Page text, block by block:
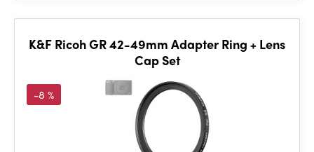
K&F Ricoh GR 42-49mm Adapter Ring + Lens
Cap Set
-8 %